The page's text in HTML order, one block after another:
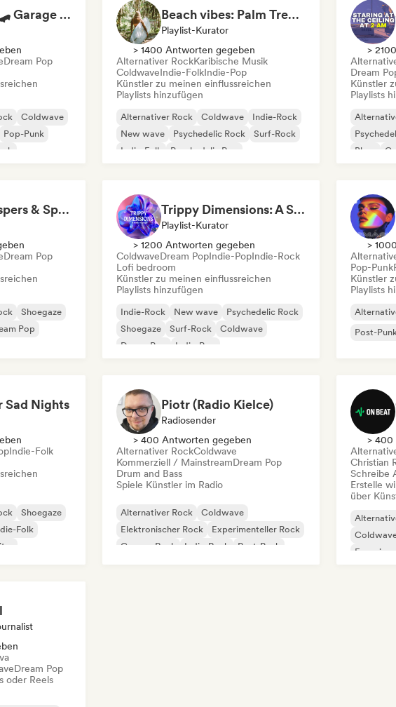
Skate Jams 🛹 Garage Rock, Surf Rock & Neo-Psych
Dream Pop
Coldwave
Pop-Punk
Beach vibes: Palm Tree Breezes 🌴 Indie Folk, Acoustic & Singer-Songwriter
Playlist-Kurator
> 1400 Antworten gegeben
Alternativer RockKaribische Musik
ColdwaveIndie-FolkIndie-Pop
Künstler zu meinen einflussreichen
Playlists hinzufügen
Alternativer Rock Coldwave
Indie-Rock
New wave
Psychedelic Rock
Surf-Rock
Indie-Folk
Psychedelic Pop
>
Dream
Künstler
Playlists
Blues
Witchy Whispers & Spells 🔮 Ethereal Art Pop & Dream Pop
Dream Pop
Shoegaze
Pop
Trippy Dimensions: A Sonic Voyage
Playlist-Kurator
> 1200 Antworten gegeben
ColdwaveDream PopIndie-PopIndie-Rock
Lofi bedroom
Künstler zu meinen einflussreichen
Playlists hinzufügen
Indie-Rock New wave
Psychedelic Rock
Shoegaze
Surf-Rock
Coldwave
Dream Pop
Indie-Pop
>
Pop-Punk
Künstler
Playlists
Post-
Sad Nights
Indie-Folk
Shoegaze
Folk
Piotr (Radio Kielce)
Radiosender
> 400 Antworten gegeben
Alternativer RockColdwave
Kommerziell / MainstreamDream Pop
Drum and Bass
Spiele Künstler im Radio
Alternativer Rock
Coldwave
Elektronischer Rock
Experimenteller Rock
Garage-Rock
Indie-Rock
Post-Punk
> 400
Christian
Schreibe
Erstelle
über
Dream Pop
oder Reels